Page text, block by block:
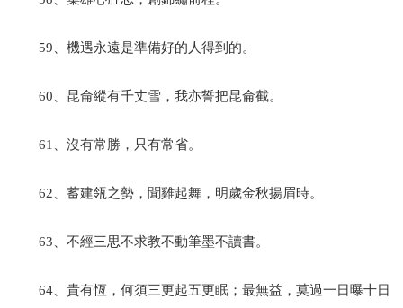
59、機遇永遠是準備好的人得到的。
60、昆侖縱有千丈雪，我亦誓把昆侖截。
61、沒有常勝，只有常省。
62、蓄建瓴之勢，聞雞起舞，明歲金秋揚眉時。
63、不經三思不求教不動筆墨不讀書。
64、貴有恆，何須三更起五更眠；最無益，莫過一日曝十日